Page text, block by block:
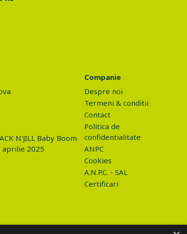
N'JILL Baby Boom
aprilie 2025
Companie
Despre noi
Termeni & conditii
Contact
Politica de
confidentialitate
ANPC
Cookies
A.N.P.C. - SAL
Certificari